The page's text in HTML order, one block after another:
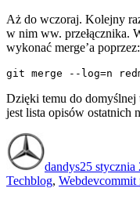
Aż do wczoraj. Kolejny
w nim ww. przełącznika.
wykonać merge’a poprzez:
git merge --log=n
Dzięki temu do domyślnej
jest lista opisów ostatnich
dandys25 stycznia
Techblog, WebdevTagi
commit